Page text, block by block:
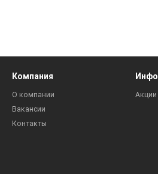
Компания
О компании
Вакансии
Контакты
Акции